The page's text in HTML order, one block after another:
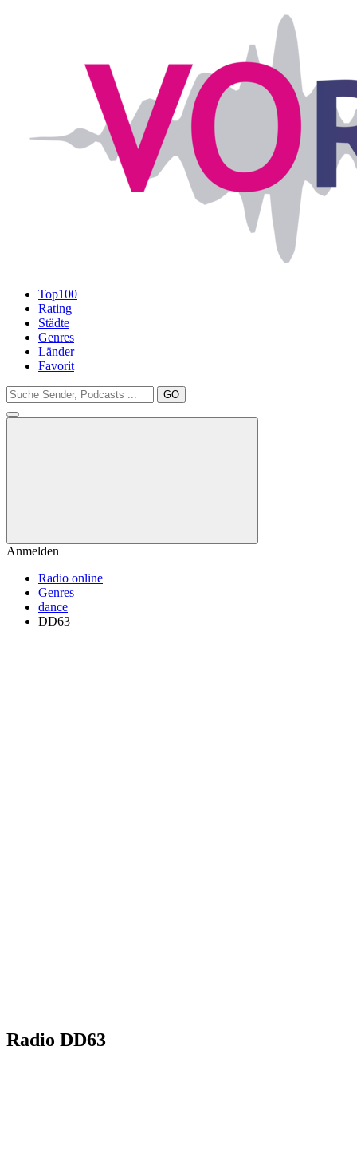
Top100
Rating
Städte
Genres
Länder
Favorit
GO
Anmelden
Radio online
Genres
dance
DD63
Radio DD63